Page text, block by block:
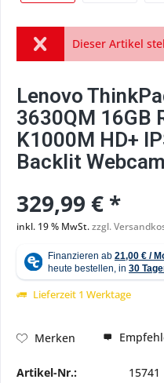
Dieser Artikel
Lenovo
3630QM 16GB
K1000M HD+
Backlit Webcam
329,99 € *
inkl. 19 % MwSt.zzgl.
Lieferzeit 1 Werktage
Merken
Artikel-Nr.:
15741